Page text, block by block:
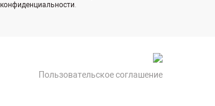
конфиденциальности.
Пользовательское соглашение